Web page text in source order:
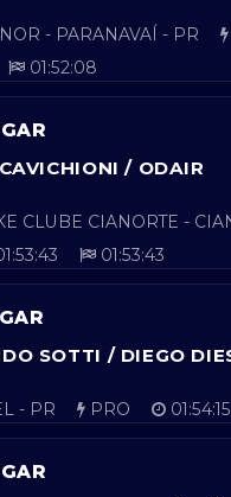
- PARANAVAÍ - PR
01:52:08
/ ODAIR
CLUBE CIANORTE -
01:53:43
SOTTI / DIEGO
- PR PRO 01:54:15